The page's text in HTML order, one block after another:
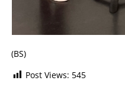
(BS)
Post Views: 545